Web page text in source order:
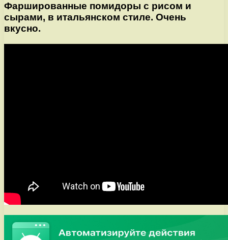
Фаршированные помидоры с рисом и
сырами, в итальянском стиле. Очень
вкусно.